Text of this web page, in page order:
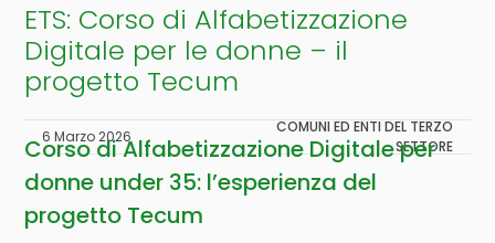
ETS: Corso di Alfabetizzazione
Digitale per le donne – il
progetto Tecum
6 Marzo 2026
COMUNI ED ENTI DEL TERZO
SETTORE
Corso diAlfabetizzazione Digitaleper
donne under 35: l’esperienza del
progetto Tecum